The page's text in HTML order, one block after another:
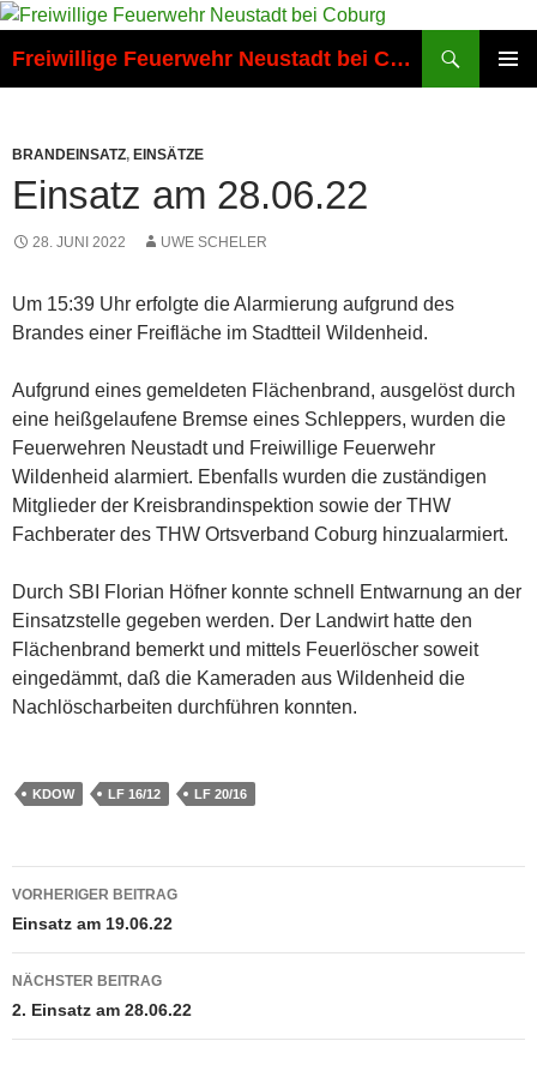
Zum
springen
Freiwillige Feuerwehr Neustadt bei Coburg
BRANDEINSATZ, EINSÄTZE
Einsatz am 28.06.22
28. JUNI 2022 UWE SCHELER
Um 15:39 Uhr erfolgte die Alarmierung aufgrund des
Brandes einer Freifläche im Stadtteil Wildenheid.
Aufgrund eines gemeldeten Flächenbrand, ausgelöst durch
eine heißgelaufene Bremse eines Schleppers, wurden die
Feuerwehren Neustadt und Freiwillige Feuerwehr
Wildenheid alarmiert. Ebenfalls wurden die zuständigen
Mitglieder der Kreisbrandinspektion sowie der THW
Fachberater des THW Ortsverband Coburg hinzualarmiert.
Durch SBI Florian Höfner konnte schnell Entwarnung an der
Einsatzstelle gegeben werden. Der Landwirt hatte den
Flächenbrand bemerkt und mittels Feuerlöscher soweit
eingedämmt, daß die Kameraden aus Wildenheid die
Nachlöscharbeiten durchführen konnten.
KDOW LF 16/12 LF 20/16
Beitragsnavigation
VORHERIGER BEITRAG
Einsatz am 19.06.22
NÄCHSTER BEITRAG
2. Einsatz am 28.06.22